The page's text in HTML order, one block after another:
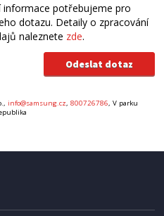
informace potřebujeme pro
dotazu. Detaily o zpracování
naleznete zde.
info@samsung.cz,800726786, V parku